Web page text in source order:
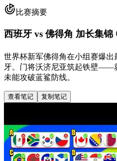
比赛摘要
西班牙 vs 佛得角 加长集锦
世界杯新军佛得角在小组赛爆
牙。门将沃济尼亚筑起铁壁——
未能攻破蓝鲨防线。
查看笔记 复制笔记